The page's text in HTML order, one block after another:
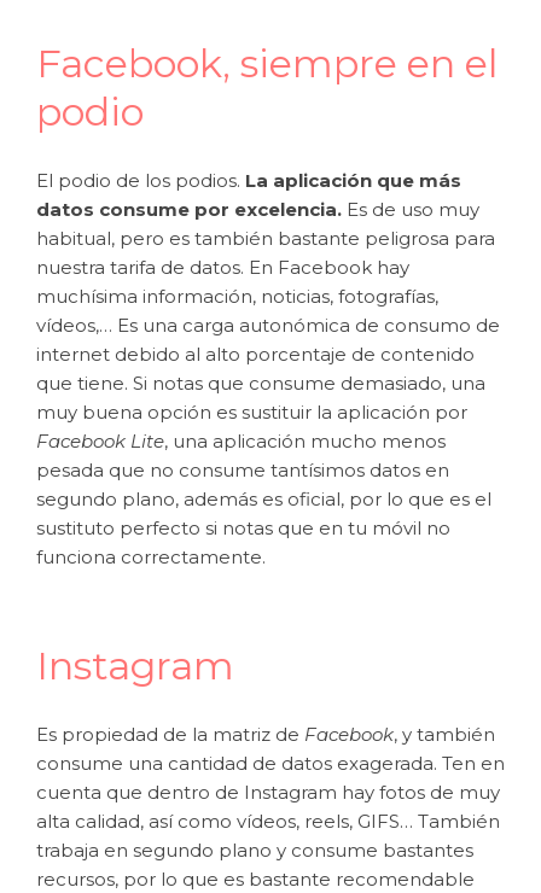
Facebook, siempre en el
podio
El podio de los podios. La aplicación que más
datos consume por excelencia. Es de uso muy
habitual, pero es también bastante peligrosa para
nuestra tarifa de datos. En Facebook hay
muchísima información, noticias, fotografías,
vídeos,… Es una carga autonómica de consumo de
internet debido al alto porcentaje de contenido
que tiene. Si notas que consume demasiado, una
muy buena opción es sustituir la aplicación por
Facebook Lite, una aplicación mucho menos
pesada que no consume tantísimos datos en
segundo plano, además es oficial, por lo que es el
sustituto perfecto si notas que en tu móvil no
funciona correctamente.
Instagram
Es propiedad de la matriz de Facebook, y también
consume una cantidad de datos exagerada. Ten en
cuenta que dentro de Instagram hay fotos de muy
alta calidad, así como vídeos, reels, GIFS… También
trabaja en segundo plano y consume bastantes
recursos, por lo que es bastante recomendable